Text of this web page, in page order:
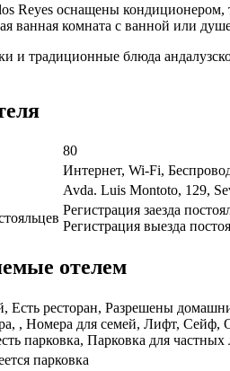
Reyes оснащены
ванная комната с ванной или
и традиционные блюда
80
Интернет, Wi-Fi,
Avda. Luis Montoto, 129,
Регистрация заезда
Регистрация выезда
отелем
Есть ресторан, Разрешены
, Номера для семей, Лифт, Сейф,
парковка, Парковка для частных
парковка